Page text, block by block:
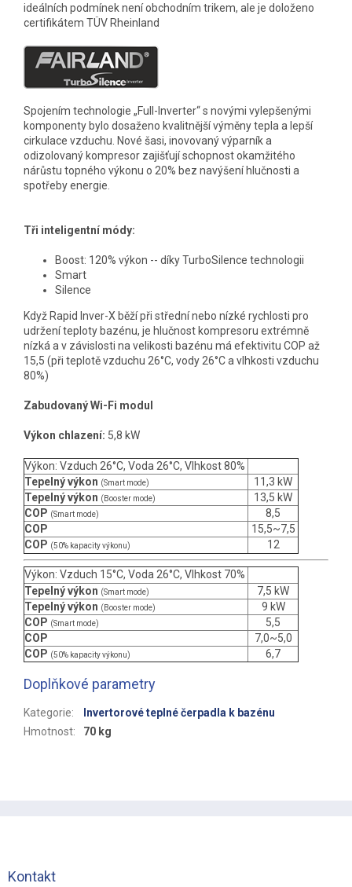
ideálních podmínek není obchodním trikem, ale je doloženo
certifikátem TÜV Rheinland
Spojením technologie „Full-Inverter“ s novými vylepšenými
komponenty bylo dosaženo kvalitnější výměny tepla a lepší
cirkulace vzduchu. Nové šasi, inovovaný výparník a
odizolovaný kompresor zajišťují schopnost okamžitého
nárůstu topného výkonu o 20% bez navýšení hlučnosti a
spotřeby energie.
Tři inteligentní módy:
Boost: 120% výkon -- díky TurboSilence technologii
Smart
Silence
Když Rapid Inver-X běží při střední nebo nízké rychlosti pro
udržení teploty bazénu, je hlučnost kompresoru extrémně
nízká a v závislosti na velikosti bazénu má efektivitu COP až
15,5 (při teplotě vzduchu 26°C, vody 26°C a vlhkosti vzduchu
80%)
Zabudovaný Wi-Fi modul
Výkon chlazení: 5,8 kW
Výkon: Vzduch 26°C, Voda 26°C, Vlhkost 80%
Tepelný výkon (Smart mode)
11,3 kW
Tepelný výkon (Booster mode)
13,5 kW
COP (Smart mode)
8,5
COP
15,5~7,5
COP (50% kapacity výkonu) 12
Výkon: Vzduch 15°C, Voda 26°C, Vlhkost 70%
Tepelný výkon (Smart mode)
7,5 kW
Tepelný výkon (Booster mode)
9 kW
COP (Smart mode)
5,5
COP
7,0~5,0
COP (50% kapacity výkonu) 6,7
Doplňkové parametry
Kategorie:
Invertorové teplné čerpadla k bazénu
Hmotnost: 70 kg
Kontakt